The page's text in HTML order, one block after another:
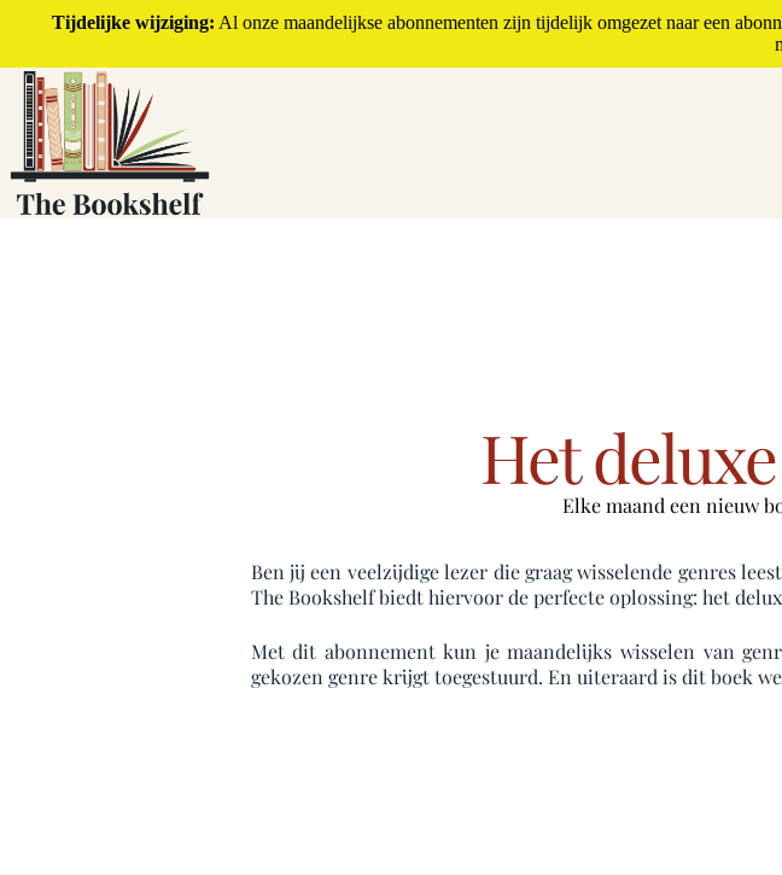
Tijdelijke wijziging: Al onze maandelijkse abonnementen zijn tijdelijk omgezet naar een
Het
Elke maand een nieuw
Ben jij een veelzijdige lezer die graag wisselende genres
The Bookshelf biedt hiervoor de perfecte oplossing: het
Met dit abonnement kun je maandelijks wisselen van
gekozen genre krijgt toegestuurd. En uiteraard is dit boek